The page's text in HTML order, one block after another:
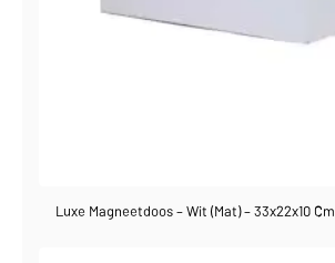
Luxe Magneetdoos – Wit (mat) – 33x22x10 Cm